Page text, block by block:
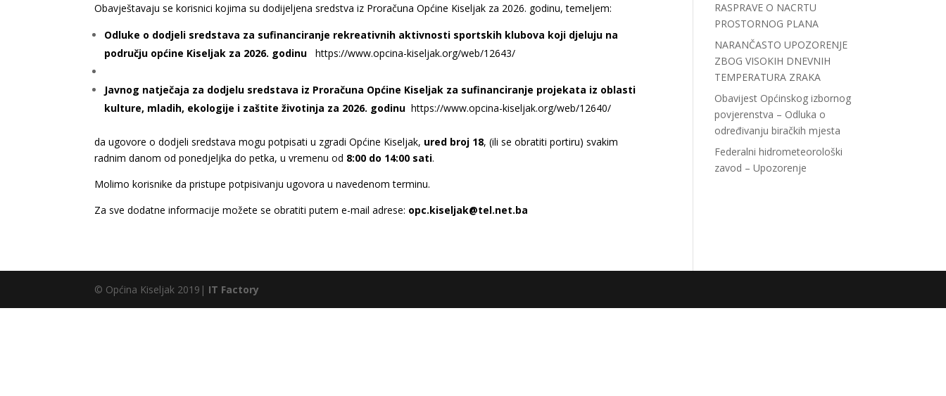
Obavještavaju se korisnici kojima su dodijeljena sredstva iz Proračuna Općine Kiseljak za 2026. godinu, temeljem:
Odluke o dodjeli sredstava za sufinanciranje rekreativnih aktivnosti sportskih klubova koji djeluju na
području općine Kiseljak za 2026. godinu https://www.opcina-kiseljak.org/web/12643/
Javnog natječaja za dodjelu sredstava iz Proračuna Općine Kiseljak za sufinanciranje projekata iz oblasti
kulture, mladih, ekologije i zaštite životinja za 2026. godinu https://www.opcina-kiseljak.org/web/12640/
da ugovore o dodjeli sredstava mogu potpisati u zgradi Općine Kiseljak, ured broj 18, (ili se obratiti portiru) svakim
radnim danom od ponedjeljka do petka, u vremenu od 8:00 do 14:00 sati.
Molimo korisnike da pristupe potpisivanju ugovora u navedenom terminu.
Za sve dodatne informacije možete se obratiti putem e-mail adrese: opc.kiseljak@tel.net.ba
RASPRAVE O NACRTU
PROSTORNOG PLANA
NARANČASTO UPOZORENJE
ZBOG VISOKIH DNEVNIH
TEMPERATURA ZRAKA
Obavijest Općinskog izbornog
povjerenstva – Odluka o
određivanju biračkih mjesta
Federalni hidrometeorološki
zavod – Upozorenje
© Općina Kiseljak 2019| IT Factory